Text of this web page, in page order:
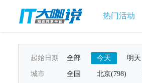
热门活动
起始日期 全部 今天 明天
城市 全国 北京(798)